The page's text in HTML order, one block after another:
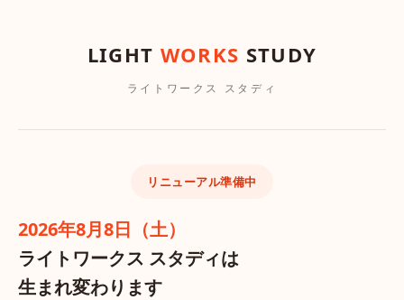
LIGHT WORKS STUDY
ライトワークス スタディ
リニューアル準備中
2026年8月8日（土）
ライトワークス スタディは
生まれ変わります